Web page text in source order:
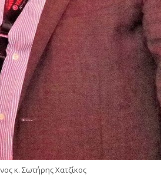
κ. Σωτήρης Χατζίκος